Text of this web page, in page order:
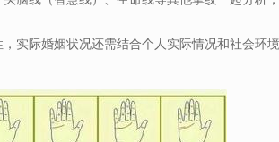
实际婚姻状况还需结合个人实际情况和社会环境